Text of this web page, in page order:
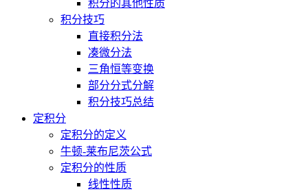
积分的其他性质
积分技巧
直接积分法
凑微分法
三角恒等变换
部分分式分解
积分技巧总结
定积分
定积分的定义
牛顿-莱布尼茨公式
定积分的性质
线性性质